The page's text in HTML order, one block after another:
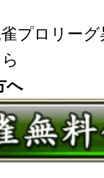
雀プロリー
へ